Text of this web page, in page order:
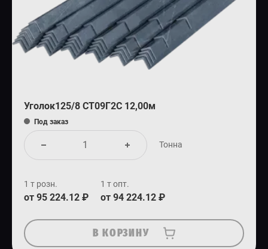
Уголок125/8 СТ09Г2С 12,00м
Под заказ
Тонна
1 т розн.
от 95 224.12 ₽
1 т опт.
от 94 224.12 ₽
В КОРЗИНУ